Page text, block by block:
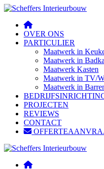
OVER ONS
PARTICULIER
Maatwerk in
Maatwerk in
Maatwerk Kasten
Maatwerk in TV/
Maatwerk in
PROJECTEN
REVIEWS
CONTACT